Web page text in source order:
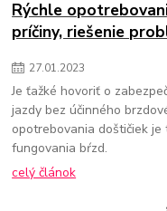
Rýchle
príčiny, riešenie
27.01.2023
Je ťažké hovoriť o
jazdy bez účinného
opotrebovania doštičiek
fungovania bŕzd.
celý článok